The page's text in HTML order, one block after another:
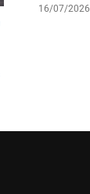
16/07/2026